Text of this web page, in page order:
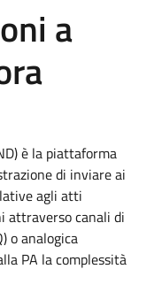
a
è la piattaforma
di inviare ai
agli atti
attraverso canali di
o analogica
PA la complessità